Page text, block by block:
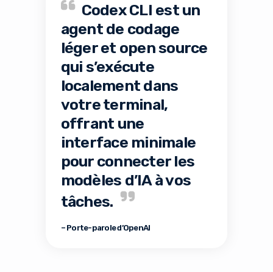
Codex CLI est un
agent de codage
léger et open source
qui s’exécute
localement dans
votre terminal,
offrant une
interface minimale
pour connecter les
modèles d’IA à vos
tâches.
– Porte-parole d’OpenAI